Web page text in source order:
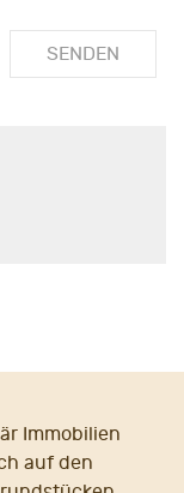
SENDEN
Immobilien
auf den